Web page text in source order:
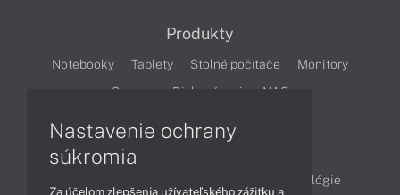
Produkty
Notebooky Tablety Stolné počítače
Monitory
Servery
Diskové polia a NAS
Technológie
Nastavenie ochrany
súkromia
Za účelom zlepšenia užívateľského zážitku a